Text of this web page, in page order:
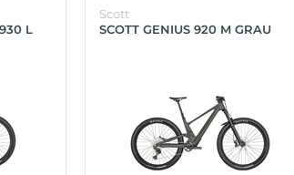
L
Scott
SCOTT GENIUS 920 M GRAU